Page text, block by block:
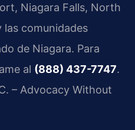
Niagara Falls, North
comunidades
de Niagara. Para
al (888) 437-7747.
– Advocacy Without